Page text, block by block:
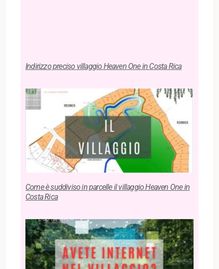
Indirizzo preciso villaggio Heaven One in Costa Rica
Come è suddiviso in parcelle il villaggio Heaven One in
Costa Rica